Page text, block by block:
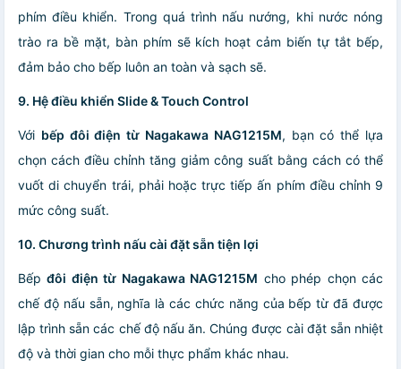
phím điều khiển. Trong quá trình nấu nướng, khi nước nóng
trào ra bề mặt, bàn phím sẽ kích hoạt cảm biến tự tắt bếp,
đảm bảo cho bếp luôn an toàn và sạch sẽ.
9. Hệ điều khiển Slide & Touch Control
Với bếp đôi điện từ Nagakawa NAG1215M, bạn có thể lựa
chọn cách điều chỉnh tăng giảm công suất bằng cách có thể
vuốt di chuyển trái, phải hoặc trực tiếp ấn phím điều chỉnh 9
mức công suất.
10. Chương trình nấu cài đặt sẵn tiện lợi
Bếpđôi điện từ Nagakawa NAG1215M cho phép chọn các
chế độ nấu sẵn, nghĩa là các chức năng của bếp từ đã được
lập trình sẵn các chế độ nấu ăn. Chúng được cài đặt sẵn nhiệt
độ và thời gian cho mỗi thực phẩm khác nhau.